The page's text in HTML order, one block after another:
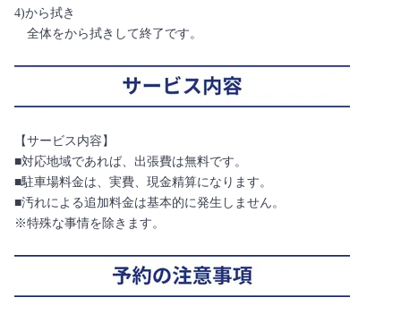
4)から拭き
全体をから拭きして終了です。
【サービス内容】
■対応地域であれば、出張費は無料です。
■駐車場料金は、実費、現金精算になります。
■汚れによる追加料金は基本的に発生しません。
※特殊な事情を除きます。